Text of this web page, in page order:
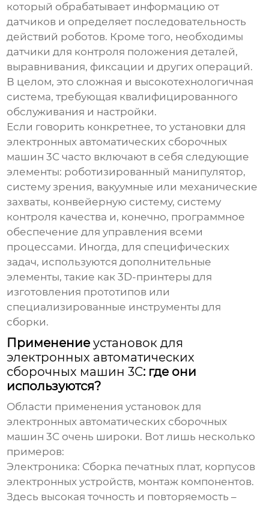
который обрабатывает информацию от
датчиков и определяет последовательность
действий роботов. Кроме того, необходимы
датчики для контроля положения деталей,
выравнивания, фиксации и других операций.
В целом, это сложная и высокотехнологичная
система, требующая квалифицированного
обслуживания и настройки.
Если говорить конкретнее, тоустановки для
электронных автоматических сборочных
машин 3C часто включают в себя следующие
элементы: роботизированный манипулятор,
систему зрения, вакуумные или механические
захваты, конвейерную систему, систему
контроля качества и, конечно, программное
обеспечение для управления всеми
процессами. Иногда, для специфических
задач, используются дополнительные
элементы, такие как 3D-принтеры для
изготовления прототипов или
специализированные инструменты для
сборки.
Применениеустановок для
электронных автоматических
сборочных машин 3C: где они
используются?
Области примененияустановок для
электронных автоматических сборочных
машин 3C очень широки. Вот лишь несколько
примеров:
Электроника: Сборка печатных плат, корпусов
электронных устройств, монтаж компонентов.
Здесь высокая точность и повторяемость –